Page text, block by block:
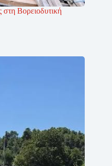
στη Βορειοδυτική